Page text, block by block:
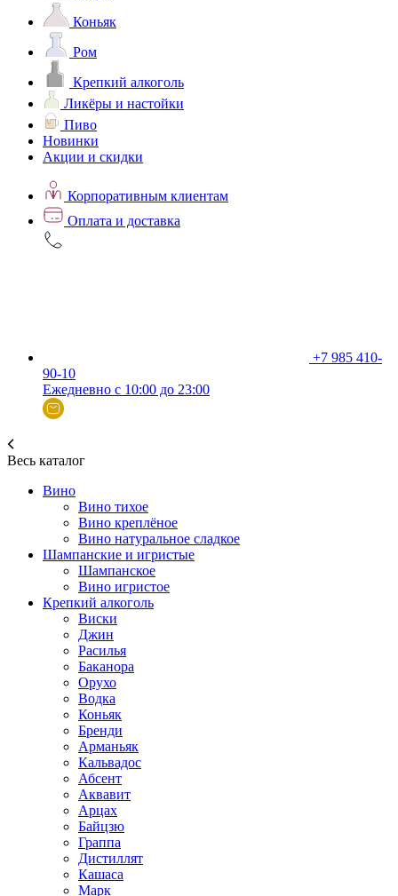
Коньяк
Ром
Крепкий алкоголь
Ликёры и настойки
Пиво
Новинки
Акции и скидки
Корпоративным клиентам
Оплата и доставка
+7 985 410-
90-10
Ежедневно с 10:00 до 23:00
Весь каталог
Вино
Вино тихое
Вино креплёное
Вино натуральное сладкое
Шампанские и игристые
Шампанское
Вино игристое
Крепкий алкоголь
Виски
Джин
Расилья
Баканора
Орухо
Водка
Коньяк
Бренди
Арманьяк
Кальвадос
Абсент
Аквавит
Арцах
Байцзю
Граппа
Дистиллят
Кашаса
Марк